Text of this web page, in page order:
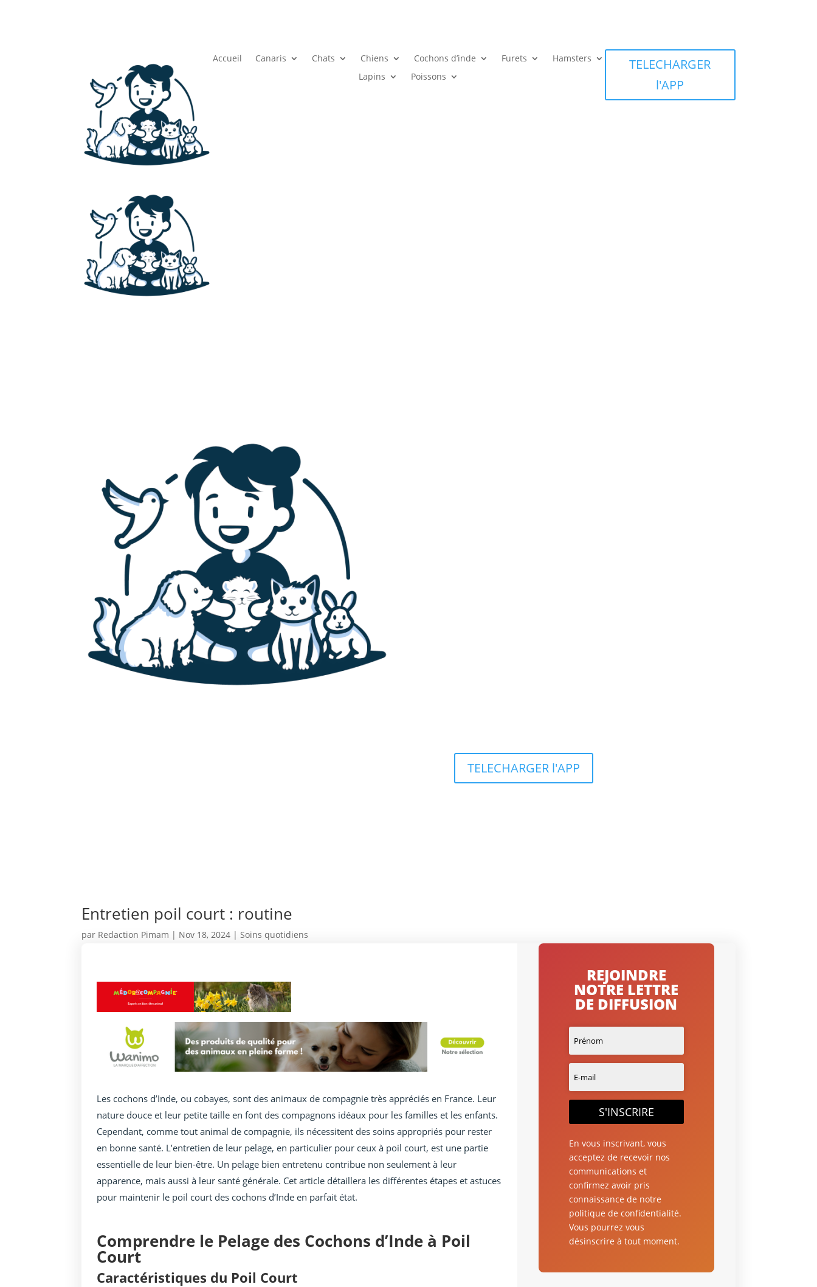
Accueil Canaris Chats Chiens Cochons d’inde Furets
Hamsters
Lapins
Poissons
TELECHARGER
l'APP
TELECHARGER l'APP
Entretien poil court : routine
par Redaction Pimam | Nov 18, 2024 |Soins quotidiens
Les cochons d’Inde, ou cobayes, sont des animaux de compagnie très appréciés en France. Leur
nature douce et leur petite taille en font des compagnons idéaux pour les familles et les enfants.
Cependant, comme tout animal de compagnie, ils nécessitent des soins appropriés pour rester
en bonne santé. L’entretien de leur pelage, en particulier pour ceux à poil court, est une partie
essentielle de leur bien-être. Un pelage bien entretenu contribue non seulement à leur
apparence, mais aussi à leur santé générale. Cet article détaillera les différentes étapes et astuces
pour maintenir le poil court des cochons d’Inde en parfait état.
Comprendre le Pelage des Cochons d’Inde à Poil
Court
Caractéristiques du Poil Court
REJOINDRE
NOTRE LETTRE
DE DIFFUSION
S'INSCRIRE
En vous inscrivant, vous
acceptez de recevoir nos
communications et
confirmez avoir pris
connaissance de notre
politique de confidentialité.
Vous pourrez vous
désinscrire à tout moment.